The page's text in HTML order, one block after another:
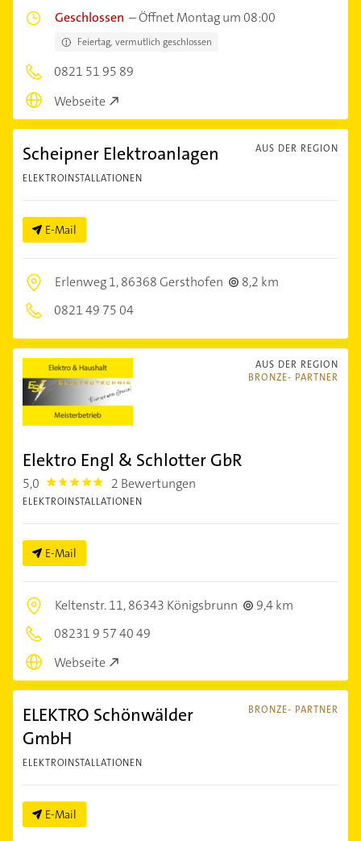
Geschlossen –Öffnet Montag um 08:00
Feiertag, vermutlich geschlossen
0821 51 95 89
Webseite
AUS DER REGION
Scheipner Elektroanlagen
ELEKTROINSTALLATIONEN
E-Mail
Erlenweg 1,86368 Gersthofen
8,2 km
0821 49 75 04
AUS DER REGION
BRONZE- PARTNER
Elektro Engl & Schlotter GbR
5,0 5.0 2 Bewertungen
ELEKTROINSTALLATIONEN
E-Mail
Keltenstr. 11,86343 Königsbrunn
9,4 km
08231 9 57 40 49
Webseite
BRONZE- PARTNER
ELEKTRO Schönwälder
GmbH
ELEKTROINSTALLATIONEN
E-Mail